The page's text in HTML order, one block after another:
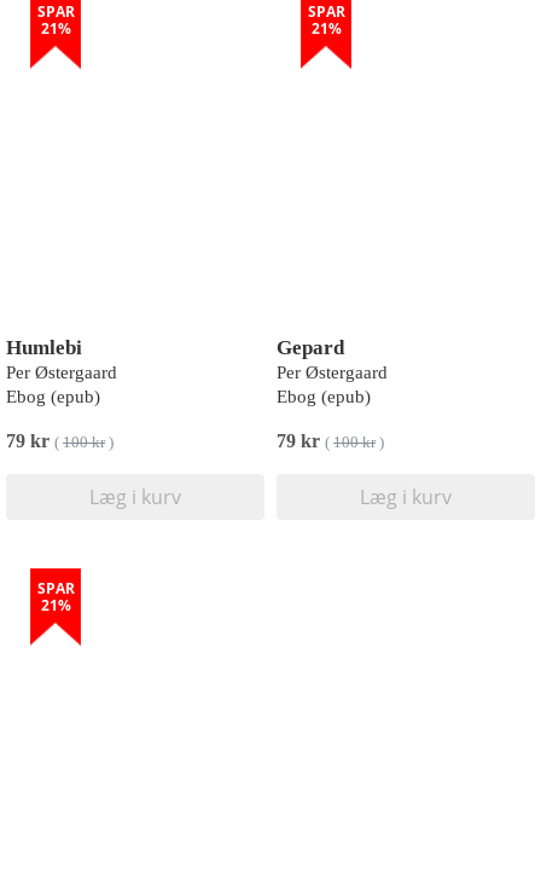
SPAR
21%
Humlebi
Per Østergaard
Ebog (epub)
79 kr ( 100 kr)
Læg i kurv
SPAR
21%
Gepard
Per Østergaard
Ebog (epub)
79 kr ( 100 kr)
Læg i kurv
SPAR
21%